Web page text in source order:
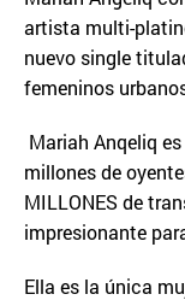
artista multi-
nuevo single
femeninos
Mariah Anqeliq
millones de
MILLONES de
impresionante
Ella es la única